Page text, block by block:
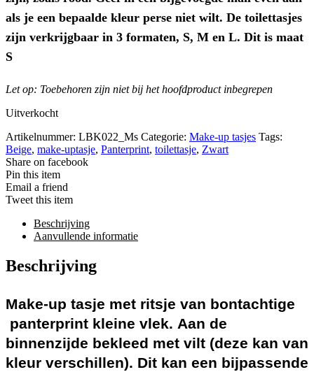
als je een bepaalde kleur perse niet wilt. De toilettasjes
zijn verkrijgbaar in 3 formaten, S, M en L. Dit is maat
S
Let op: Toebehoren zijn niet bij het hoofdproduct inbegrepen
Uitverkocht
Artikelnummer: LBK022_Ms Categorie: Make-up tasjes Tags:
Beige, make-uptasje, Panterprint, toilettasje, Zwart
Share on facebook
Pin this item
Email a friend
Tweet this item
Beschrijving
Aanvullende informatie
Beschrijving
Make-up tasje met ritsje van bontachtige
panterprint kleine vlek. Aan de
binnenzijde bekleed met vilt (deze kan van
kleur verschillen). Dit kan een bijpassende